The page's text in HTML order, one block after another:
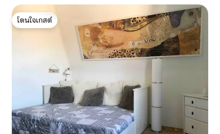
โดนใจเกสต์
โดนใจเกสต์